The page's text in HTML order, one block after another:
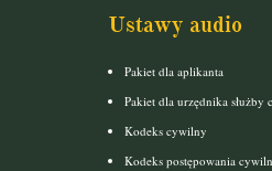
Ustawy audio
Pakiet dla aplikanta
Pakiet dla urzędnika służby
Kodeks cywilny
Kodeks postępowania